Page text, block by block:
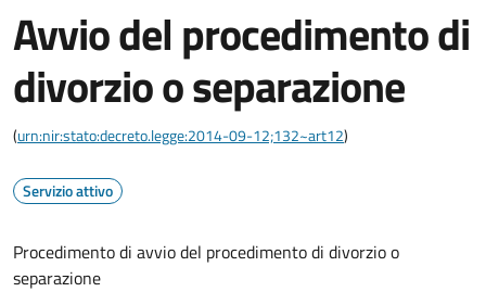
Avvio del procedimento di
divorzio o separazione
(urn:nir:stato:decreto.legge:2014-09-12;132~art12)
Servizio attivo
Procedimento di avvio del procedimento di divorzio o
separazione